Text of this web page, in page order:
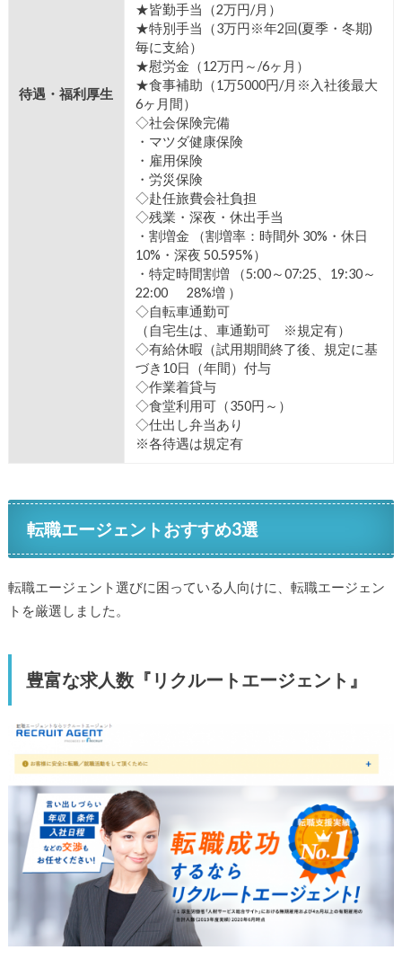
待遇・福利厚生
★皆勤手当（2万円/月）
★特別手当（3万円※年2回(夏季・冬期)
毎に支給）
★慰労金（12万円～/6ヶ月）
★食事補助（1万5000円/月※入社後最大
6ヶ月間）
◇社会保険完備
・マツダ健康保険
・雇用保険
・労災保険
◇赴任旅費会社負担
◇残業・深夜・休出手当
・割増金 （割増率：時間外 30%・休日
10%・深夜 50.595%）
・特定時間割増 （5:00～07:25、19:30～
22:00 28%増 ）
◇自転車通勤可
（自宅生は、車通勤可 ※規定有）
◇有給休暇（試用期間終了後、規定に基
づき10日（年間）付与
◇作業着貸与
◇食堂利用可（350円～）
◇仕出し弁当あり
※各待遇は規定有
転職エージェントおすすめ3選
転職エージェント選びに困っている人向けに、転職エージェン
トを厳選しました。
豊富な求人数『リクルートエージェント』